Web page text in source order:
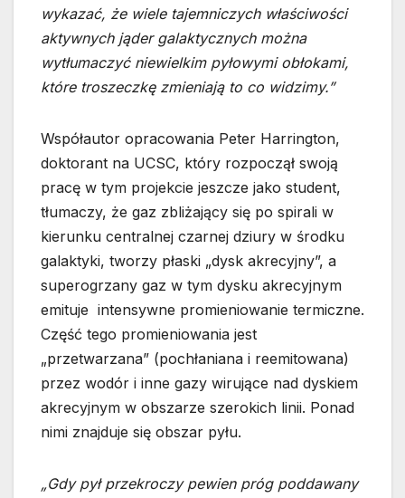
wykazać, że wiele tajemniczych właściwości
aktywnych jąder galaktycznych można
wytłumaczyć niewielkim pyłowymi obłokami,
które troszeczkę zmieniają to co widzimy.”
Współautor opracowania Peter Harrington,
doktorant na UCSC, który rozpoczął swoją
pracę w tym projekcie jeszcze jako student,
tłumaczy, że gaz zbliżający się po spirali w
kierunku centralnej czarnej dziury w środku
galaktyki, tworzy płaski „dysk akrecyjny”, a
superogrzany gaz w tym dysku akrecyjnym
emituje intensywne promieniowanie termiczne.
Część tego promieniowania jest
„przetwarzana” (pochłaniana i reemitowana)
przez wodór i inne gazy wirujące nad dyskiem
akrecyjnym w obszarze szerokich linii. Ponad
nimi znajduje się obszar pyłu.
„Gdy pył przekroczy pewien próg poddawany